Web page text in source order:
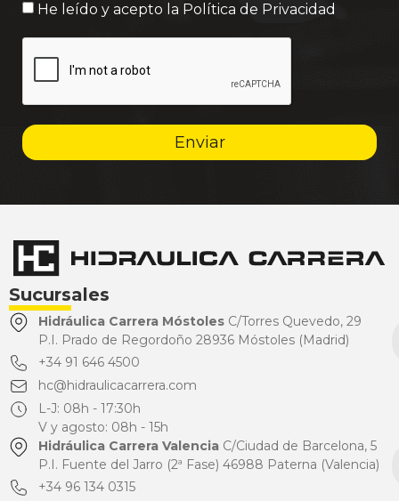
He leído y acepto la Política de Privacidad
Enviar
Sucursales
Hidráulica Carrera MóstolesC/Torres Quevedo, 29
P.I. Prado de Regordoño 28936 Móstoles (Madrid)
+34 91 646 4500
hc@hidraulicacarrera.com
L-J: 08h - 17:30h
V y agosto: 08h - 15h
Hidráulica Carrera ValenciaC/Ciudad de Barcelona, 5
P.I. Fuente del Jarro (2ª Fase) 46988 Paterna (Valencia)
+34 96 134 0315